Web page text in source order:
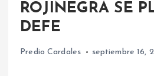
ROJINEGRA SE
DEFE
Predio Cardales septiembre 16,